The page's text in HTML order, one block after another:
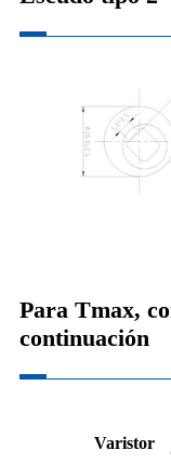
Para Tmax,
continuación
Varistor